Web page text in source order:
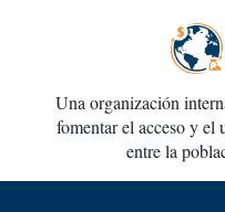
Una organización
fomentar el acceso y el
entre la